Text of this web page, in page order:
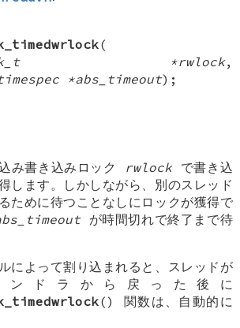
(
*rwlock,
*abs_timeout);
み書き込みロック rwlockで書き込
します。しかしながら、別のスレッド
ために待つことなしにロックが獲得で
が時間切れで終了まで待
によって割り込まれると、スレッドが
ンドラから戻った後に
() 関数は、自動的に